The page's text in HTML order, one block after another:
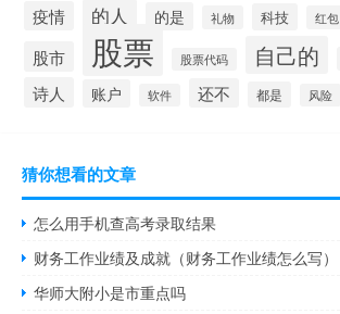
疫情
的人 的是 礼物 科技 红包
股市 股票 股票代码 自己的
诗人 账户 软件 还不 都是 风险
猜你想看的文章
怎么用手机查高考录取结果
财务工作业绩及成就（财务工作业绩怎么写）
华师大附小是市重点吗